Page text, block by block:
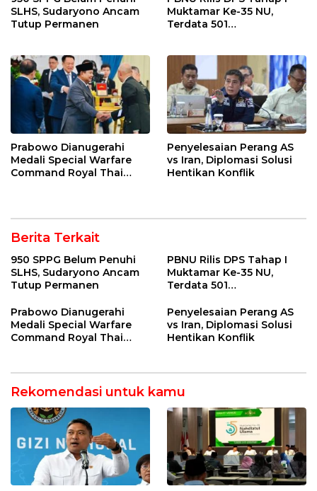
SLHS, Sudaryono Ancam
Tutup Permanen
Muktamar Ke-35 NU,
Terdata 501
Prabowo Dianugerahi
Medali Special Warfare
Command Royal Thai
Penyelesaian Perang AS
vs Iran, Diplomasi Solusi
Hentikan Konflik
Berita Terkait
950 SPPG Belum Penuhi
SLHS, Sudaryono Ancam
Tutup Permanen
PBNU Rilis DPS Tahap I
Muktamar Ke-35 NU,
Terdata 501
Prabowo Dianugerahi
Medali Special Warfare
Command Royal Thai
Penyelesaian Perang AS
vs Iran, Diplomasi Solusi
Hentikan Konflik
Rekomendasi untuk kamu